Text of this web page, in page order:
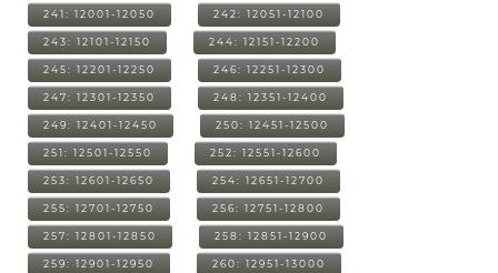
241: 12001-12050 242: 12051-12100
243: 12101-12150 244: 12151-12200
245: 12201-12250 246: 12251-12300
247: 12301-12350 248: 12351-12400
249: 12401-12450 250: 12451-12500
251: 12501-12550 252: 12551-12600
253: 12601-12650 254: 12651-12700
255: 12701-12750 256: 12751-12800
257: 12801-12850 258: 12851-12900
259: 12901-12950 260: 12951-13000